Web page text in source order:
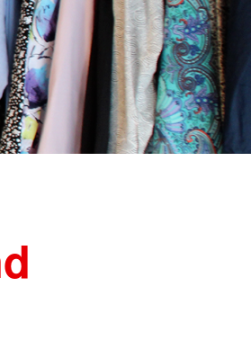
(MPG)
DekonV
für Einsatzkräfte der
für
der Medizinischen
(MTF) des Bundes
Kreuzes